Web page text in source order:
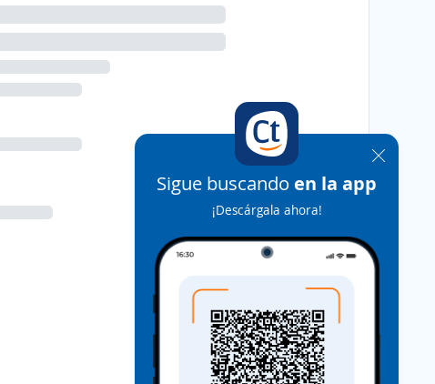
Sigue buscando en la app
¡Descárgala ahora!